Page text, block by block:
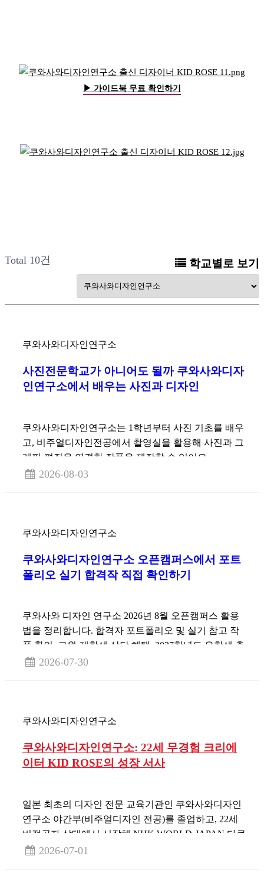
▶ 가이드북 무료 확인하기
Total 10건 학교별로 보기
쿠와사와디자인연구소
사진전문학교가 아니어도 될까 쿠와사와디자
인연구소에서 배우는 사진과 디자인
쿠와사와디자인연구소는 1학년부터 사진 기초를 배우
고, 비주얼디자인전공에서 촬영실을 활용해 사진과 그
래픽·편집을 연결한 작품을 제작할 수 있어요.
2026-08-03
쿠와사와디자인연구소
쿠와사와디자인연구소 오픈캠퍼스에서 포트
폴리오 실기 합격작 직접 확인하기
쿠와사와 디자인 연구소 2026년 8월 오픈캠퍼스 활용
법을 정리합니다. 합격자 포트폴리오 및 실기 참고 작
품 확인, 교원·재학생 상담 혜택, 2027학년도 유학생 출
원 조건을 안내합니다.
2026-07-30
쿠와사와디자인연구소
쿠와사와디자인연구소: 22세 무경험 크리에
이터 KID ROSE의 성장 서사
일본 최초의 디자인 전문 교육기관인 쿠와사와디자인
연구소 야간부(비주얼디자인 전공)를 졸업하고, 22세
비전공자 상태에서 시작해 NHK WORLD-JAPAN 다큐
멘터리 단독 특집 방영까지 안착한 크리에이터 'KID
2026-07-01